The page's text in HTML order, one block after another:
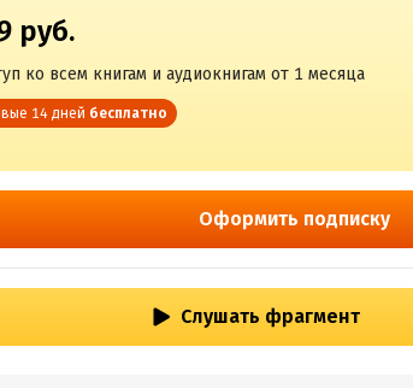
руб.
ко всем книгам и аудиокнигам от 1 месяца
14 дней бесплатно
Оформить подписку
Слушать фрагмент